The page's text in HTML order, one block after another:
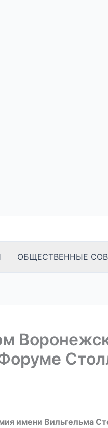
ОБЩЕСТВЕННЫЕ
имени Вильгельма